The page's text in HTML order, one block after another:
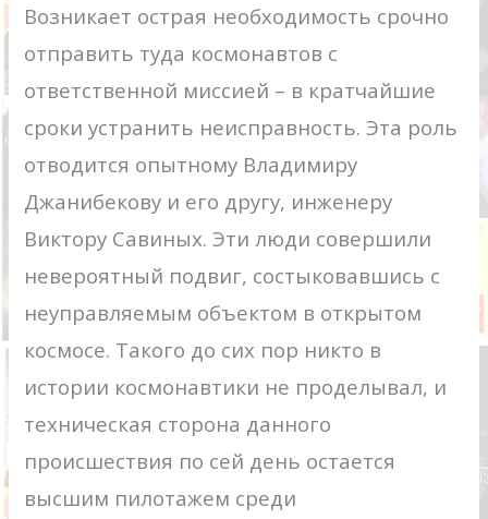
Возникает острая необходимость срочно
отправить туда космонавтов с
ответственной миссией – в кратчайшие
сроки устранить неисправность. Эта роль
отводится опытному Владимиру
Джанибекову и его другу, инженеру
Виктору Савиных. Эти люди совершили
невероятный подвиг, состыковавшись с
неуправляемым объектом в открытом
космосе. Такого до сих пор никто в
истории космонавтики не проделывал, и
техническая сторона данного
происшествия по сей день остается
высшим пилотажем среди